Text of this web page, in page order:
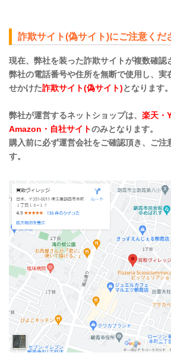
詐欺サイト(偽サイト)にご注意くだ
現在、弊社を装った詐欺サイトが複数確認
弊社の電話番号や住所を無断で使用し、実
せかけた詐欺サイト(偽サイト)となります。
弊社が運営するネットショップは、 楽天・
Amazon・自社サイトのみとなります。
購入前に必ず運営会社をご確認頂き、ご注
す。